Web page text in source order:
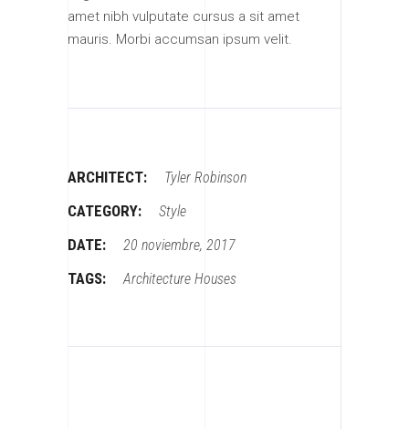
amet nibh vulputate cursus a sit amet
mauris. Morbi accumsan ipsum velit.
ARCHITECT: Tyler Robinson
CATEGORY: Style
DATE: 20 noviembre, 2017
TAGS: Architecture Houses